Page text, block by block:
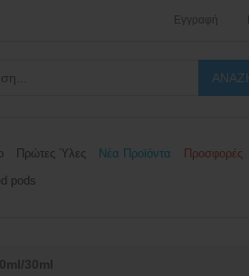
Εγγραφή
Πρώτες Ύλες Νέα Προϊόντα
Προσφορές
pods
30ml